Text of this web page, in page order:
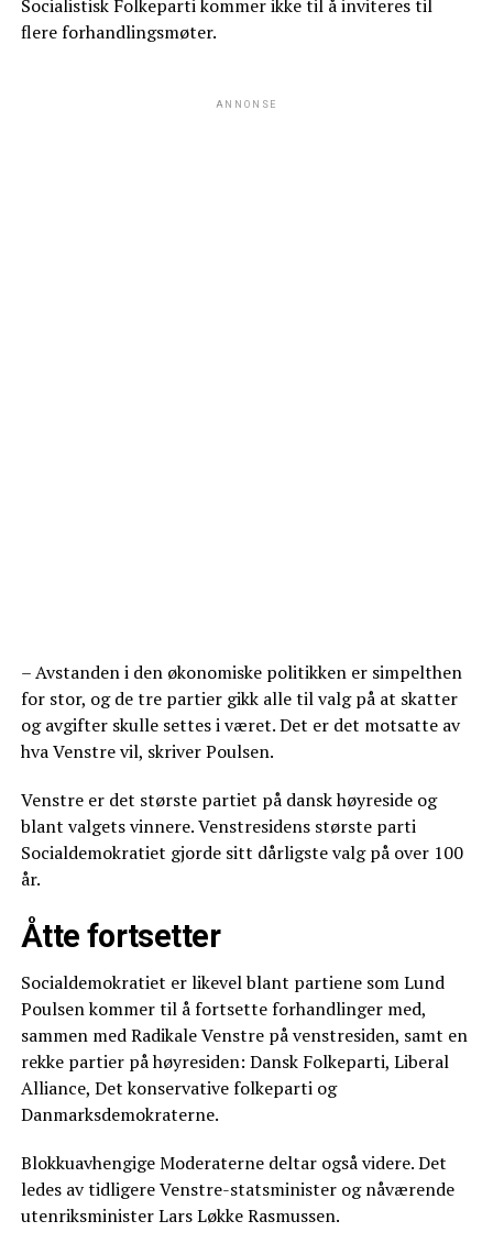
Socialistisk Folkeparti kommer ikke til å inviteres til
flere forhandlingsmøter.
ANNONSE
– Avstanden i den økonomiske politikken er simpelthen
for stor, og de tre partier gikk alle til valg på at skatter
og avgifter skulle settes i været. Det er det motsatte av
hva Venstre vil, skriver Poulsen.
Venstre er det største partiet på dansk høyreside og
blant valgets vinnere. Venstresidens største parti
Socialdemokratiet gjorde sitt dårligste valg på over 100
år.
Åtte fortsetter
Socialdemokratiet er likevel blant partiene som Lund
Poulsen kommer til å fortsette forhandlinger med,
sammen med Radikale Venstre på venstresiden, samt en
rekke partier på høyresiden: Dansk Folkeparti, Liberal
Alliance, Det konservative folkeparti og
Danmarksdemokraterne.
Blokkuavhengige Moderaterne deltar også videre. Det
ledes av tidligere Venstre-statsminister og nåværende
utenriksminister Lars Løkke Rasmussen.